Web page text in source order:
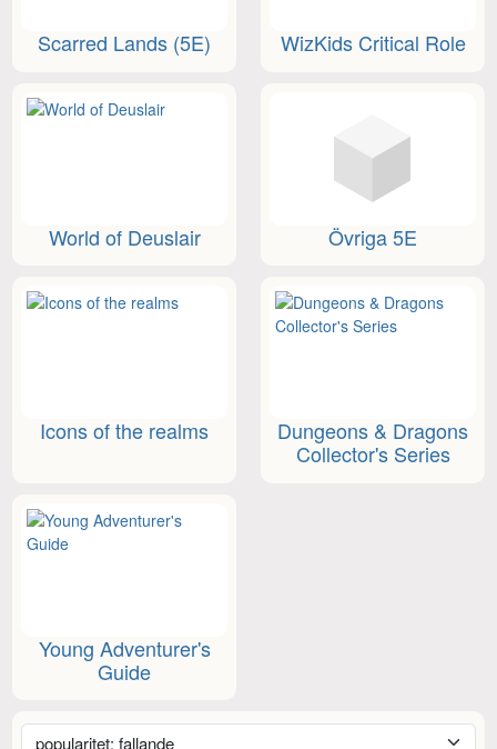
Scarred Lands (5E) WizKids Critical Role
World of Deuslair Övriga 5E
Icons of the realms
Dungeons & Dragons
Collector's Series
Young Adventurer's
Guide